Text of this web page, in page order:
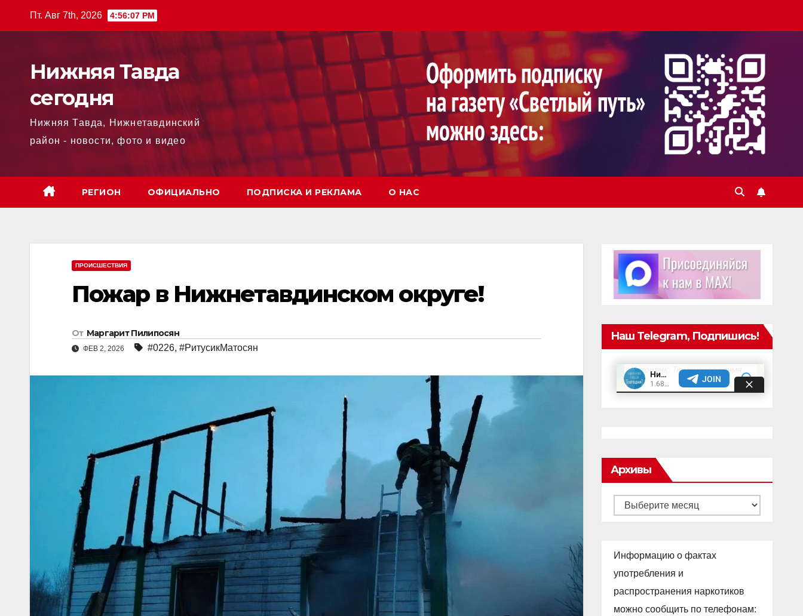
Пт. Авг 7th, 2026 4:56:08 PM
Нижняя Тавда
сегодня
Нижняя Тавда, Нижнетавдинский
район - новости, фото и видео
РЕГИОН ОФИЦИАЛЬНО ПОДПИСКА И РЕКЛАМА О НАС
ПРОИСШЕСТВИЯ
Пожар в Нижнетавдинском округе!
От Маргарит Пилипосян
ФЕВ 2, 2026 #0226, #РитусикМатосян
Наш Telegram, Подпишись!
Архивы
Архивы
Информацию о фактах
употребления и
распространения наркотиков
можно сообщить по телефонам: